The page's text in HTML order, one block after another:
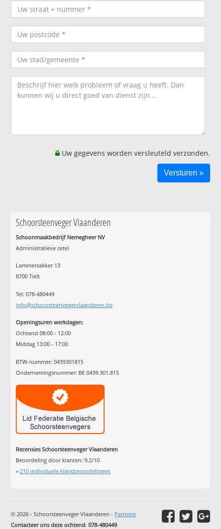
Uw gegevens worden versleuteld verzonden.
Schoorsteenveger Vlaanderen
Schoonmaakbedrijf Nemegheer NV
Administratieve zetel
Lammersakker 13
8700 Tielt
Tel: 078-480449
info@schoorsteenvegervlaanderen.be
Openingsuren werkdagen:
Ochtend 08:00 - 12:00
Middag 13:00 - 17:00
BTW-nummer: 0439301815
Ondernemingsnummer: BE 0439.301.815
Recensies Schoorsteenveger Vlaanderen
Beoordeling door klanten:9.2/10
»210 individuele klantbeoordelingen
© 2026 - Schoorsteenveger Vlaanderen - Partners
Contacteer ons deze ochtend:078-480449